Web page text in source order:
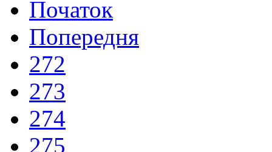
Початок
Попередня
272
273
274
275